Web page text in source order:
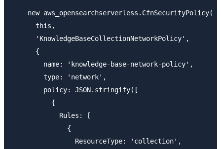
    new aws_opensearchserverless.CfnSecurityPolicy(
      this,
      'KnowledgeBaseCollectionNetworkPolicy',
      {
        name: 'knowledge-base-network-policy',
        type: 'network',
        policy: JSON.stringify([
          {
            Rules: [
              {
                ResourceType: 'collection',